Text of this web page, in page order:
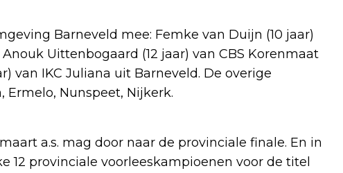
Barneveld mee: Femke van Duijn (10 jaar)
Uittenbogaard (12 jaar) van CBS Korenmaat
van IKC Juliana uit Barneveld. De overige
Nunspeet, Nijkerk.
a.s. mag door naar de provinciale finale. En in
provinciale voorleeskampioenen voor de titel